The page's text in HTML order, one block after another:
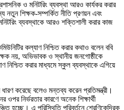
ও মনিটরিং ব্যবস্থা আরও কার্যকর করার
শিক্ষক-সম্পর্কিত নীতি প্রণয়ন এবং
মনিটরিং ব্যবস্থাকে আরও শক্তিশালী করার কাজ
কল্যাণ নিশ্চিত করার কথাও বলেন ববি
নয়, অভিভাবক ও স্থানীয় জনগোষ্ঠীকে
নিশ্চিত করার মাধ্যমে স্কুল ব্যবস্থাকে এগিয়ে
করেছে বলেও মন্তব্য করেন প্রতিমন্ত্রী।
নির্ভরতার কারণে অনেক শিক্ষার্থী
হচ্ছে। এ পরিস্থিতি পরিবর্তনে শ্রেণিকেন্দ্রিক